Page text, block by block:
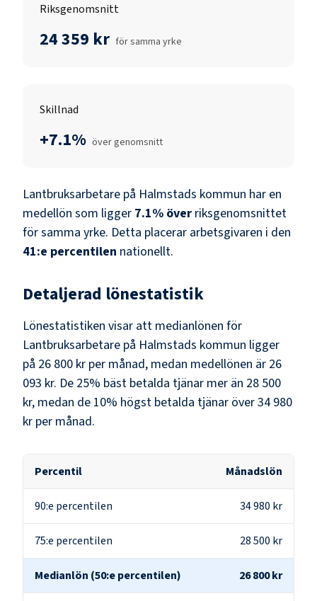
Riksgenomsnitt
24 359 kr för samma yrke
Skillnad
+7.1% över genomsnitt
Lantbruksarbetare på Halmstads kommun har en
medellön som ligger 7.1% över riksgenomsnittet
för samma yrke. Detta placerar arbetsgivaren i den
41:e percentilen nationellt.
Detaljerad lönestatistik
Lönestatistiken visar att medianlönen för
Lantbruksarbetare på Halmstads kommun ligger
på 26 800 kr per månad, medan medellönen är 26
093 kr. De 25% bäst betalda tjänar mer än 28 500
kr, medan de 10% högst betalda tjänar över34 980
kr per månad.
Percentil Månadslön
90:e percentilen 34 980 kr
75:e percentilen 28 500 kr
Medianlön (50:e percentilen) 26 800 kr